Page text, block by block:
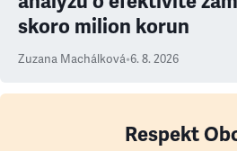
skoro milion korun
Zuzana Machálková•6. 8. 2026
Respekt